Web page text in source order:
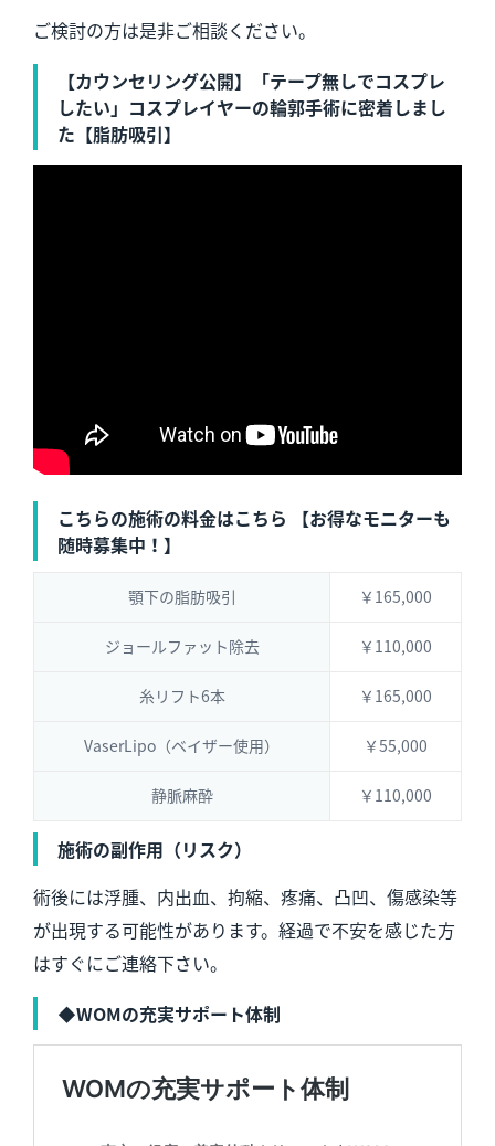
ご検討の方は是非ご相談ください。
【カウンセリング公開】「テープ無しでコスプレ
したい」コスプレイヤーの輪郭手術に密着しまし
た【脂肪吸引】
こちらの施術の料金はこちら 【お得なモニターも
随時募集中！】
顎下の脂肪吸引 ￥165,000
ジョールファット除去 ￥110,000
糸リフト6本 ￥165,000
VaserLipo（ベイザー使用） ￥55,000
静脈麻酔 ￥110,000
施術の副作用（リスク）
術後には浮腫、内出血、拘縮、疼痛、凸凹、傷感染等
が出現する可能性があります。経過で不安を感じた方
はすぐにご連絡下さい。
◆WOMの充実サポート体制